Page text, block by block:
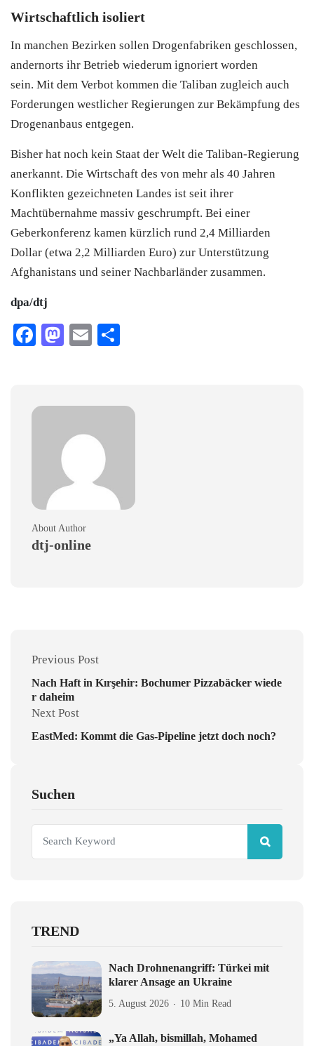
Wirtschaftlich isoliert
In manchen Bezirken sollen Drogenfabriken geschlossen,
andernorts ihr Betrieb wiederum ignoriert worden
sein. Mit dem Verbot kommen die Taliban zugleich auch
Forderungen westlicher Regierungen zur Bekämpfung des
Drogenanbaus entgegen.
Bisher hat noch kein Staat der Welt die Taliban-Regierung
anerkannt. Die Wirtschaft des von mehr als 40 Jahren
Konflikten gezeichneten Landes ist seit ihrer
Machtübernahme massiv geschrumpft. Bei einer
Geberkonferenz kamen kürzlich rund 2,4 Milliarden
Dollar (etwa 2,2 Milliarden Euro) zur Unterstützung
Afghanistans und seiner Nachbarländer zusammen.
dpa/dtj
Facebook
Mastodon
Email
About Author
dtj-online
Previous Post
Nach Haft in Kırşehir: Bochumer Pizzabäcker wiede
r daheim
Next Post
EastMed: Kommt die Gas-Pipeline jetzt doch noch?
Suchen
TREND
Nach Drohnenangriff: Türkei mit
klarer Ansage an Ukraine
5. August 2026 10 Min Read
„Ya Allah, bismillah, Mohamed